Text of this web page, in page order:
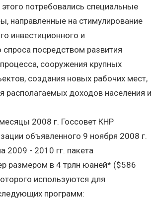
потребовались специальные
направленные на стимулирование
инвестиционного и
спроса посредством развития
сооружения крупных
создания новых рабочих мест,
располагаемых доходов населения и
2008 г. Госсовет КНР
объявленного 9 ноября 2008 г.
2009 - 2010 гг. пакета
размером в 4 трлн юаней* ($586
используются для
программ: